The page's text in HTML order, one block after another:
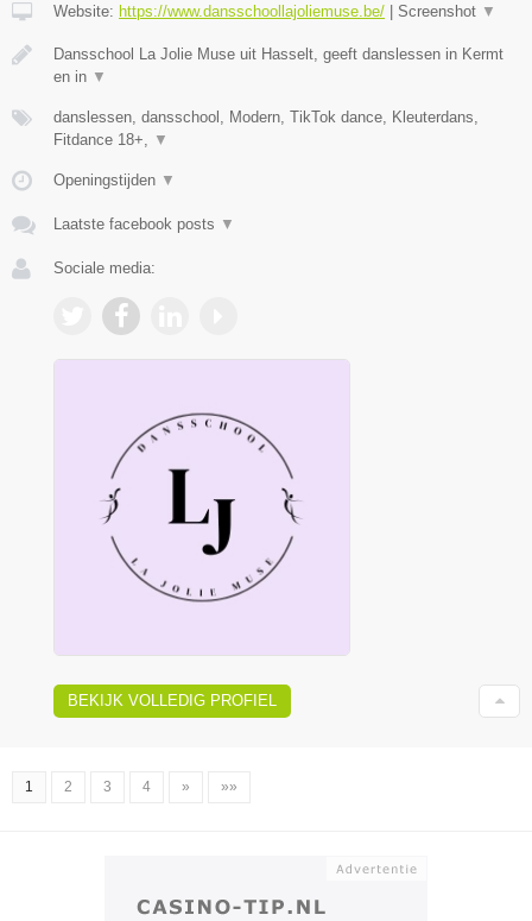
Website: https://www.dansschoollajoliemuse.be/ Screenshot ▼
Dansschool La Jolie Muse uit Hasselt, geeft danslessen in Kermt
en in ▼
danslessen, dansschool, Modern, TikTok dance, Kleuterdans,
Fitdance 18+,
▼
Openingstijden ▼
Laatste facebook posts ▼
Sociale media:
BEKIJK VOLLEDIG PROFIEL
1 2 3 4 » »»